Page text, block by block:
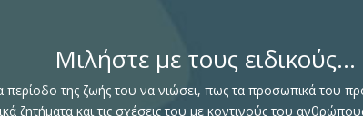
Μιλήστε με τους ειδικούς...
της ζωής του να νιώσει, πως τα προσωπικά του
ζητήματα και τις σχέσεις του με κοντινούς του